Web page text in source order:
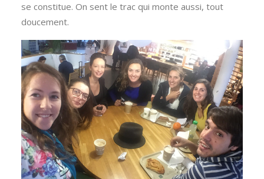
se constitue. On sent le trac qui monte aussi, tout
doucement.